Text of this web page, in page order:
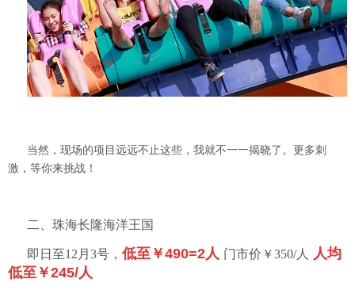
当然，现场的项目远远不止这些，我就不一一揭晓了。更多刺
激，等你来挑战！
二、珠海长隆海洋王国
即日至12月3号， 低至￥490=2人 门市价￥350/人
人均
低至￥245/人